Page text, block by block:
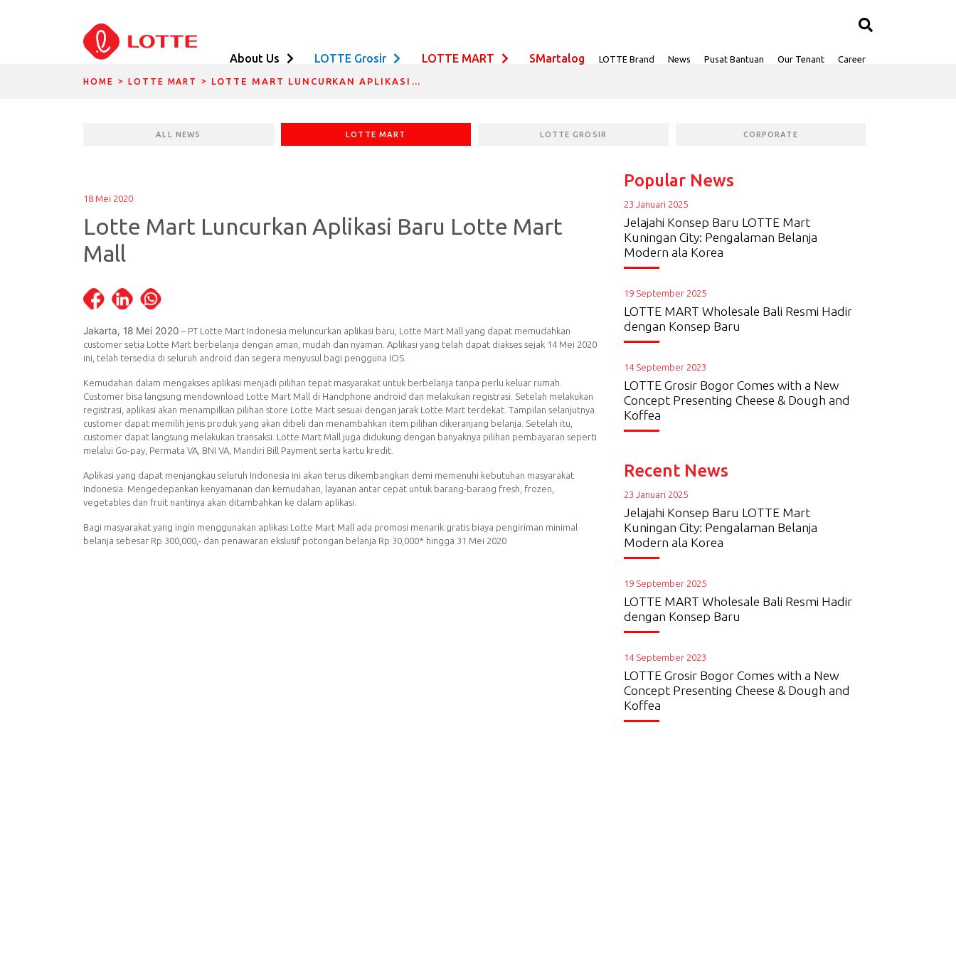
HOME DIVIDER BREADCRUMBS
LOTTE MART DIVIDER BREADCRUMBS
LOTTE MART LUNCURKAN APLIKASI…
ALL NEWS LOTTE MART LOTTE GROSIR CORPORATE
18 Mei 2020
Lotte Mart Luncurkan Aplikasi Baru Lotte Mart
Mall
Jakarta, 18 Mei 2020 – PT Lotte Mart Indonesia meluncurkan aplikasi baru, Lotte Mart Mall yang dapat memudahkan
customer setia Lotte Mart berbelanja dengan aman, mudah dan nyaman. Aplikasi yang telah dapat diakses sejak 14 Mei 2020
ini, telah tersedia di seluruh android dan segera menyusul bagi pengguna IOS.
Kemudahan dalam mengakses aplikasi menjadi pilihan tepat masyarakat untuk berbelanja tanpa perlu keluar rumah.
Customer bisa langsung mendownload Lotte Mart Mall di Handphone android dan melakukan registrasi. Setelah melakukan
registrasi, aplikasi akan menampilkan pilihan store Lotte Mart sesuai dengan jarak Lotte Mart terdekat. Tampilan selanjutnya
customer dapat memilih jenis produk yang akan dibeli dan menambahkan item pilihan dikeranjang belanja. Setelah itu,
customer dapat langsung melakukan transaksi. Lotte Mart Mall juga didukung dengan banyaknya pilihan pembayaran seperti
melalui Go-pay, Permata VA, BNI VA, Mandiri Bill Payment serta kartu kredit.
Aplikasi yang dapat menjangkau seluruh Indonesia ini akan terus dikembangkan demi memenuhi kebutuhan masyarakat
Indonesia. Mengedepankan kenyamanan dan kemudahan, layanan antar cepat untuk barang-barang fresh, frozen,
vegetables dan fruit nantinya akan ditambahkan ke dalam aplikasi.
Bagi masyarakat yang ingin menggunakan aplikasi Lotte Mart Mall ada promosi menarik gratis biaya pengiriman minimal
belanja sebesar Rp 300,000,- dan penawaran ekslusif potongan belanja Rp 30,000* hingga 31 Mei 2020
Popular News
23 Januari 2025
Jelajahi Konsep Baru LOTTE Mart
Kuningan City: Pengalaman Belanja
Modern ala Korea
19 September 2025
LOTTE MART Wholesale Bali Resmi Hadir
dengan Konsep Baru
14 September 2023
LOTTE Grosir Bogor Comes with a New
Concept Presenting Cheese & Dough and
Koffea
Recent News
23 Januari 2025
Jelajahi Konsep Baru LOTTE Mart
Kuningan City: Pengalaman Belanja
Modern ala Korea
19 September 2025
LOTTE MART Wholesale Bali Resmi Hadir
dengan Konsep Baru
14 September 2023
LOTTE Grosir Bogor Comes with a New
Concept Presenting Cheese & Dough and
Koffea
About Us LOTTE Grosir LOTTE MART SMartalog LOTTE Brand News Pusat Bantuan Our Tenant Career